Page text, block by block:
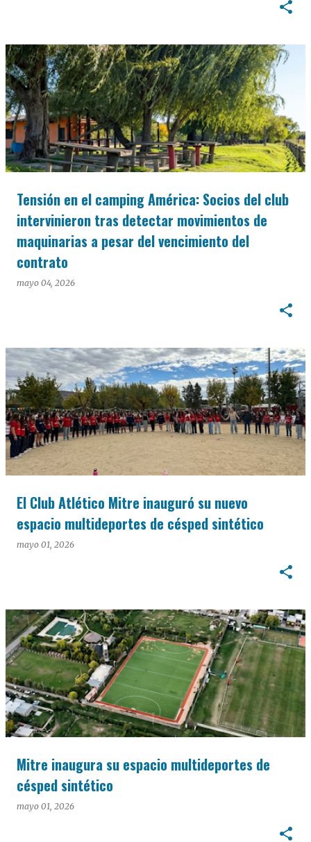
Tensión en el camping América: Socios del club
intervinieron tras detectar movimientos de
maquinarias a pesar del vencimiento del
contrato
mayo 04, 2026
El Club Atlético Mitre inauguró su nuevo
espacio multideportes de césped sintético
mayo 01, 2026
Mitre inaugura su espacio multideportes de
césped sintético
mayo 01, 2026